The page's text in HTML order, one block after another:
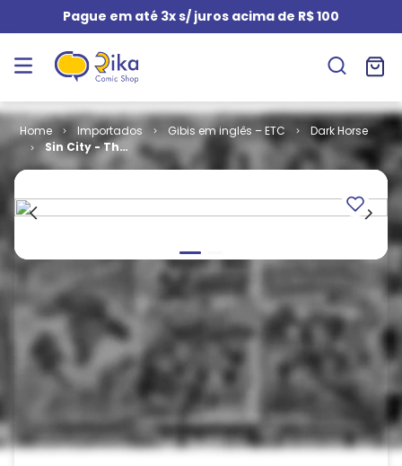
Pague em até 3x s/ juros acima de R$ 100
Importados Gibis em inglês – ETC
Dark Horse
Sin City - That
Yellow